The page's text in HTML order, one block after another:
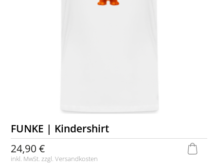
FUNKE | Kindershirt
24,90 €
inkl. MwSt. zzgl.Versandkosten